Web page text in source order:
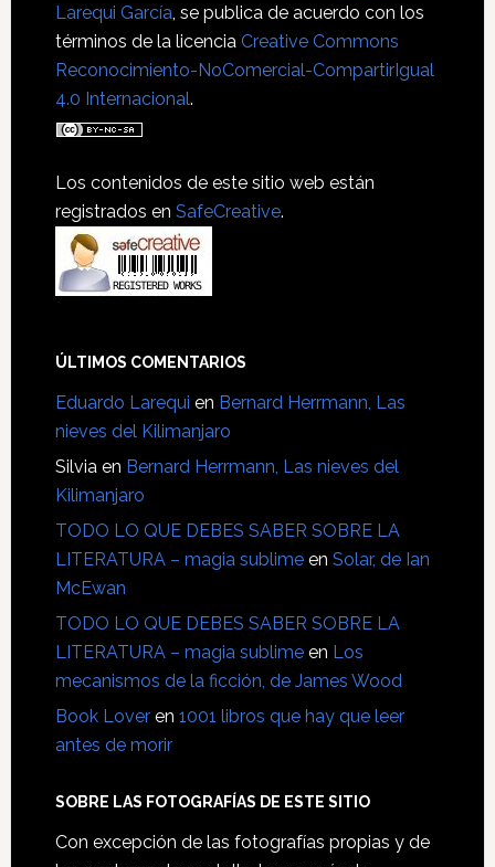
Larequi García , se publica de acuerdo con los
términos de la licencia Creative Commons
Reconocimiento-NoComercial-CompartirIgual
4.0 Internacional.
Los contenidos de este sitio web están
registrados en SafeCreative.
ÚLTIMOS COMENTARIOS
Eduardo Larequi en Bernard Herrmann, Las
nieves del Kilimanjaro
Silvia en Bernard Herrmann, Las nieves del
Kilimanjaro
TODO LO QUE DEBES SABER SOBRE LA
LITERATURA – magia sublimeen Solar, de Ian
McEwan
TODO LO QUE DEBES SABER SOBRE LA
LITERATURA – magia sublimeen Los
mecanismos de la ficción, de James Wood
Book Loveren 1001 libros que hay que leer
antes de morir
SOBRE LAS FOTOGRAFÍAS DE ESTE SITIO
Con excepción de las fotografías propias y de